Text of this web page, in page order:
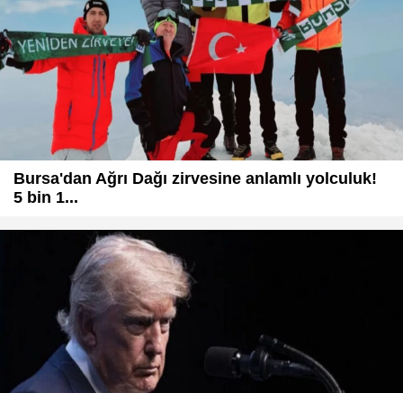
Bursa'dan Ağrı Dağı zirvesine anlamlı yolculuk!
5 bin 1...